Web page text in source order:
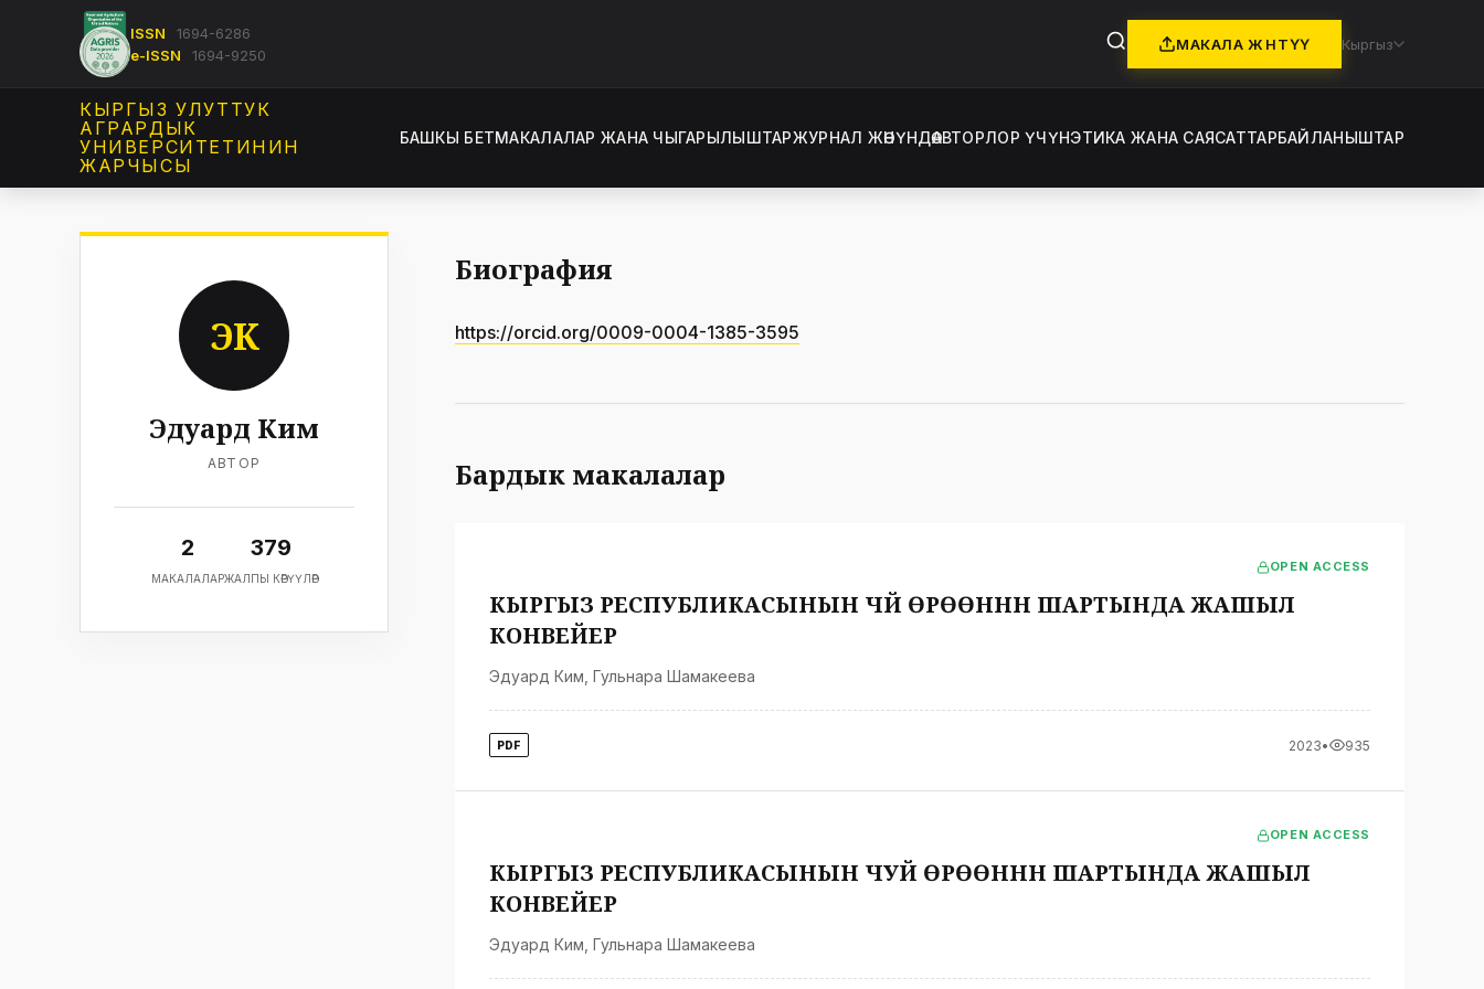
ISSN
1694-6286
e-ISSN
1694-9250
МАКАЛА ЖӨНӨТҮҮ Кыргыз
КЫРГЫЗ УЛУТТУК
АГРАРДЫК
УНИВЕРСИТЕТИНИН
ЖАРЧЫСЫ
БАШКЫ БЕТМАКАЛАЛАР ЖАНА ЧЫГАРЫЛЫШТАРЖУРНАЛ ЖӨНҮНДӨАВТОРЛОР ҮЧҮНЭТИКА ЖАНА САЯСАТТАРБАЙЛАНЫШТАР
ЭК
Эдуард Ким
АВТОР
2
МАКАЛАЛАР
379
ЖАЛПЫ КӨРҮҮЛӨР
Биография
https://orcid.org/0009-0004-1385-3595
Бардык макалалар
OPEN ACCESS
КЫРГЫЗ РЕСПУБЛИКАСЫНЫН ЧҮЙ ӨРӨӨНҮНҮН ШАРТЫНДА ЖАШЫЛ
КОНВЕЙЕР
Эдуард Ким Гульнара Шамакеева
PDF 2023• 935
OPEN ACCESS
КЫРГЫЗ РЕСПУБЛИКАСЫНЫН ЧУЙ ӨРӨӨНҮНҮН ШАРТЫНДА ЖАШЫЛ
КОНВЕЙЕР
Эдуард Ким Гульнара Шамакеева